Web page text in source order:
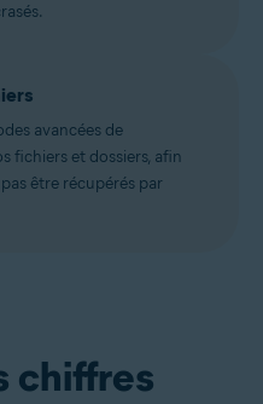
avancées de
fichiers et dossiers, afin
être récupérés par
chiffres